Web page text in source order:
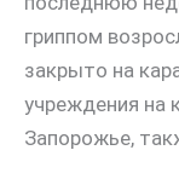
гриппом
закрыто на
учреждения на
Запорожье,